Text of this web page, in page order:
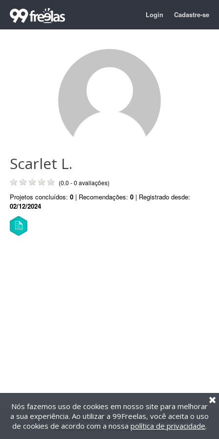
Login Cadastre-se
Scarlet L.
(0.0 - 0 avaliações)
Projetos concluídos: 0 | Recomendações: 0 | Registrado desde:
02/12/2024
@2014-2026 99Freelas. Todos os direitos reservados.
Termos de uso| Política de privacidade
Nós fazemos uso de cookies em nosso site para melhorar
a sua experiência. Ao utilizar a 99Freelas, você aceita o uso
de cookies de acordo com a nossa política de privacidade.